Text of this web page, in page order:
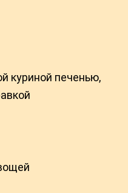
куриной печенью,